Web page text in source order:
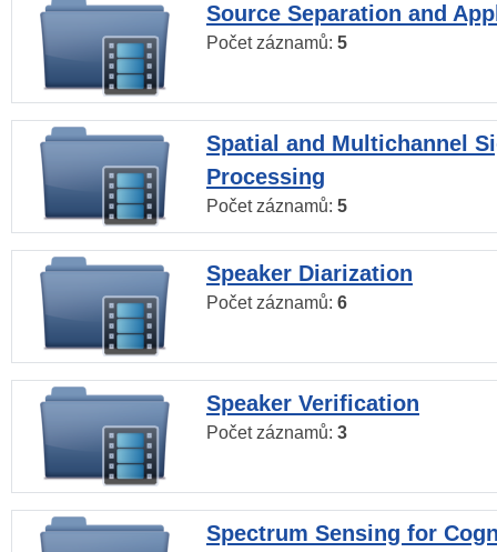
Source Separation and
Počet záznamů: 5
Spatial and Multichannel
Processing
Počet záznamů: 5
Speaker Diarization
Počet záznamů: 6
Speaker Verification
Počet záznamů: 3
Spectrum Sensing for